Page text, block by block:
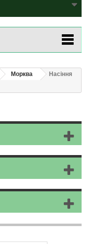
Морква
Насіння